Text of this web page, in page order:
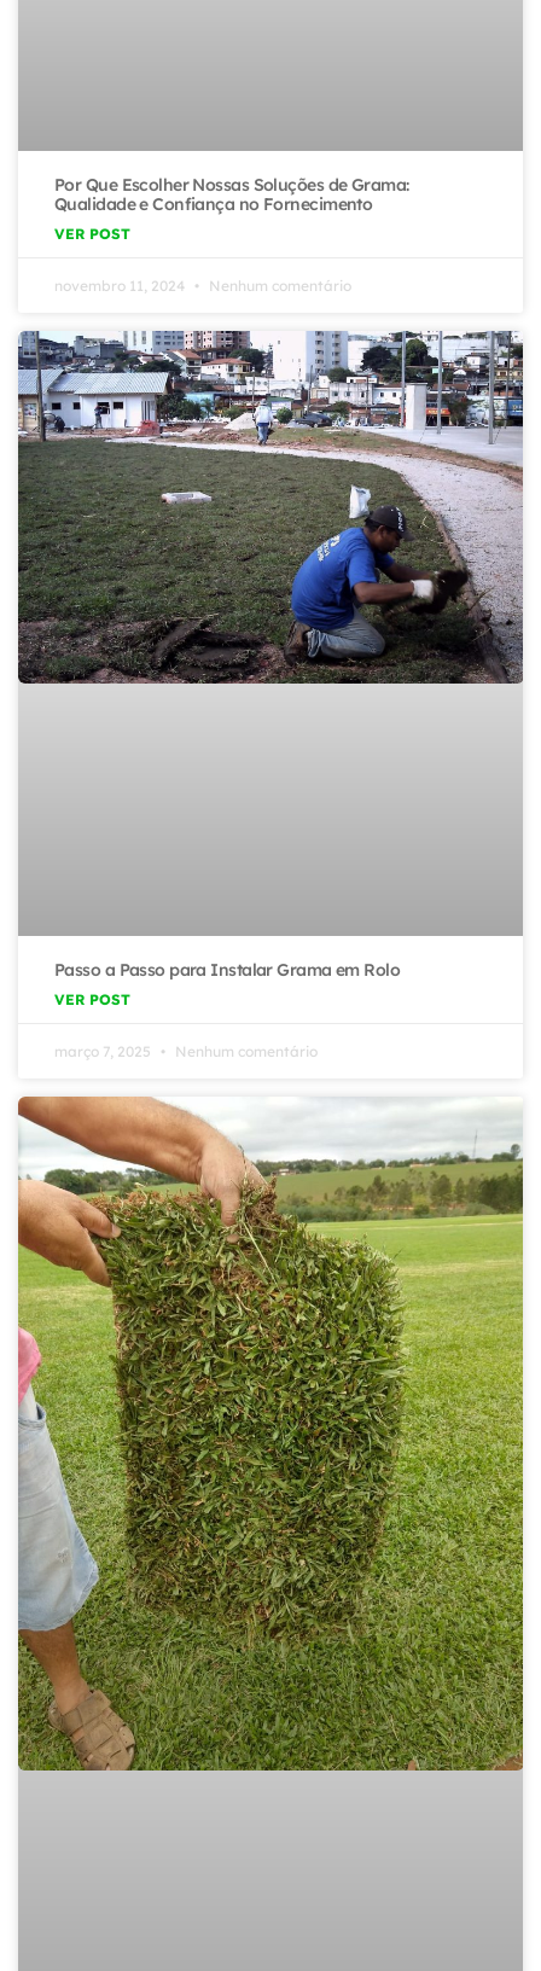
Por Que Escolher Nossas Soluções de Grama:
Qualidade e Confiança no Fornecimento
VER POST
novembro 11, 2024 Nenhum comentário
Passo a Passo para Instalar Grama em Rolo
VER POST
março 7, 2025 Nenhum comentário